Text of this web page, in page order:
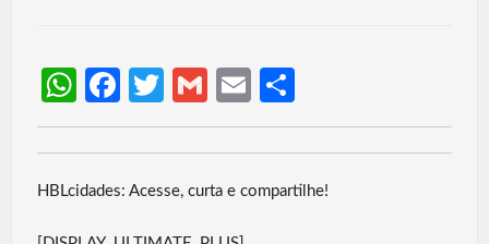
W
h
at
s
Fa
ce
b
o
T
w
itt
er
G
m
ail
E
m
ail
h
ar
e
HBLcidades: Acesse, curta e compartilhe!